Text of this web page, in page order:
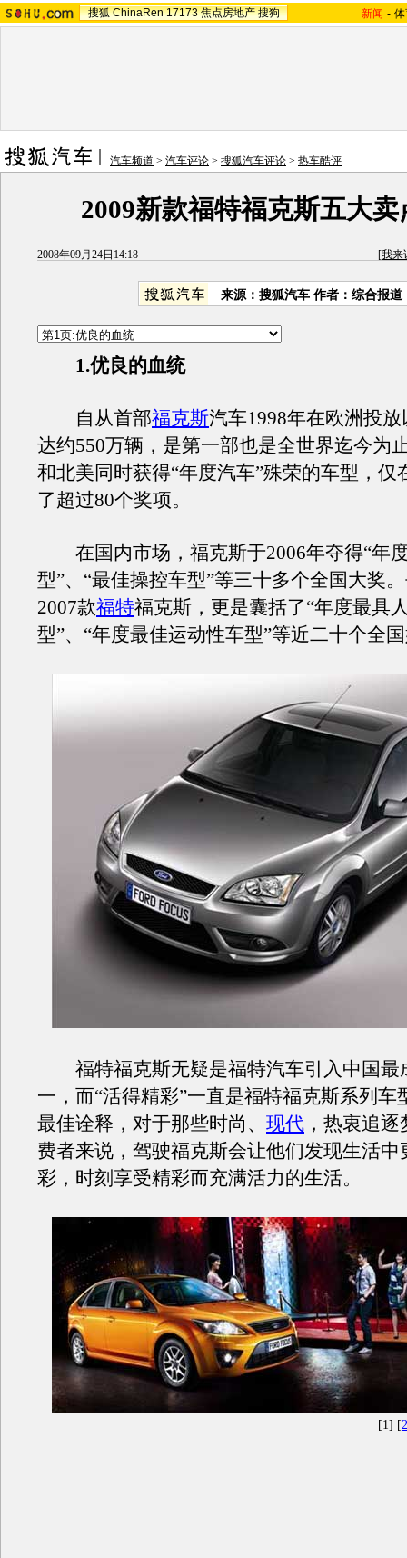
搜狐 ChinaRen 17173 焦点房地产 搜狗 新闻 -
汽车频道 > 汽车评论 > 搜狐汽车评论 > 热车酷评
2009新款福特福克斯五大卖
2008年09月24日14:18 [我来
来源：搜狐汽车 作者：综合报道
1.优良的血统
自从首部福克斯汽车1998年在欧洲投
达约550万辆，是第一部也是全世界迄今为
和北美同时获得“年度汽车”殊荣的车型，仅
了超过80个奖项。
在国内市场，福克斯于2006年夺得“年
型”、“最佳操控车型”等三十多个全国大奖
2007款福特福克斯，更是囊括了“年度最具
型”、“年度最佳运动性车型”等近二十个全
福特福克斯无疑是福特汽车引入中国最
一，而“活得精彩”一直是福特福克斯系列车
最佳诠释，对于那些时尚、 现代 ，热衷追
费者来说，驾驶福克斯会让他们发现生活中
彩，时刻享受精彩而充满活力的生活。
[1] [2